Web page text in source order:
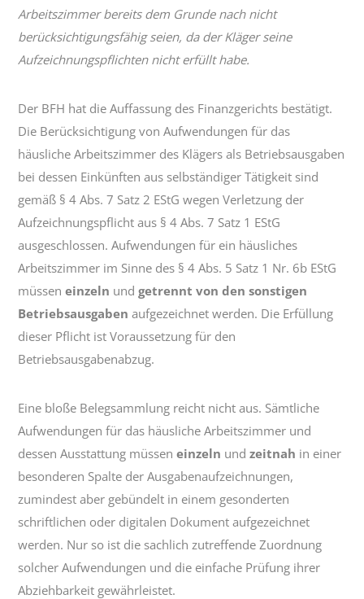
Arbeitszimmer bereits dem Grunde nach nicht
berücksichtigungsfähig seien, da der Kläger seine
Aufzeichnungspflichten nicht erfüllt habe.
Der BFH hat die Auffassung des Finanzgerichts bestätigt.
Die Berücksichtigung von Aufwendungen für das
häusliche Arbeitszimmer des Klägers als Betriebsausgaben
bei dessen Einkünften aus selbständiger Tätigkeit sind
gemäß § 4 Abs. 7 Satz 2 EStG wegen Verletzung der
Aufzeichnungspflicht aus § 4 Abs. 7 Satz 1 EStG
ausgeschlossen. Aufwendungen für ein häusliches
Arbeitszimmer im Sinne des § 4 Abs. 5 Satz 1 Nr. 6b EStG
müsseneinzeln undgetrennt von den sonstigen
Betriebsausgaben aufgezeichnet werden. Die Erfüllung
dieser Pflicht ist Voraussetzung für den
Betriebsausgabenabzug.
Eine bloße Belegsammlung reicht nicht aus. Sämtliche
Aufwendungen für das häusliche Arbeitszimmer und
dessen Ausstattung müsseneinzeln undzeitnah in einer
besonderen Spalte der Ausgabenaufzeichnungen,
zumindest aber gebündelt in einem gesonderten
schriftlichen oder digitalen Dokument aufgezeichnet
werden. Nur so ist die sachlich zutreffende Zuordnung
solcher Aufwendungen und die einfache Prüfung ihrer
Abziehbarkeit gewährleistet.